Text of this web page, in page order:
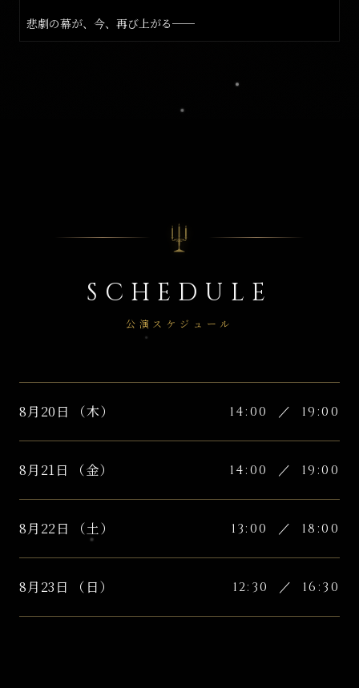
悲劇の幕が、今、再び上がる──
SCHEDULE
公演スケジュール
8月 20 日 （木） 14:00 ／ 19:00
8月 21 日 （金） 14:00 ／ 19:00
8月 22日 （土） 13:00 ／ 18:00
8月 23 日 （ 日） 12:30 ／ 16:30